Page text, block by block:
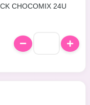
CHOCOMIX 24U